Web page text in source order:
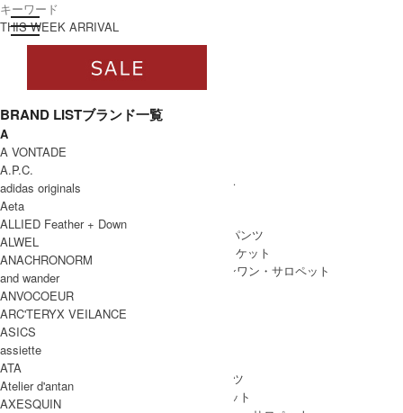
toggle navigation
ログイン
すべて
WOMEN
WOMEN ALL ITEM
/ ワンピース
SKIRT
BOTTOMS
/ ボトムス・パンツ
/ アウター・ジャケット
/ オールインワン・サロペット
MEN
MEN ALL ITEM
/ ボトムス・パンツ
/ アウター・ジャケット
THIS WEEK ARRIVAL
BRAND LISTブランド一覧
A
A VONTADE
A.P.C.
adidas originals
Aeta
ALLIED Feather + Down
ALWEL
ANACHRONORM
and wander
ANVOCOEUR
ARC'TERYX VEILANCE
ASICS
assiette
ATA
Atelier d'antan
AXESQUIN